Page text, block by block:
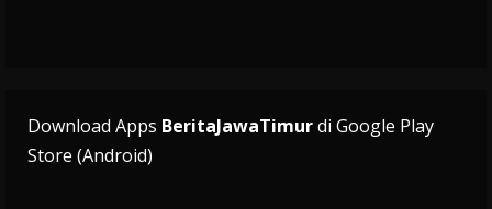
Download Apps BeritaJawaTimurdi Google Play
Store (Android)